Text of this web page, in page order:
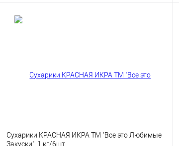
Сухарики КРАСНАЯ ИКРА ТМ "Все это Любимые
Закуски", 1 кг/6шт